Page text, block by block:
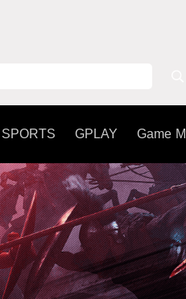
SPORTS GPLAY Game